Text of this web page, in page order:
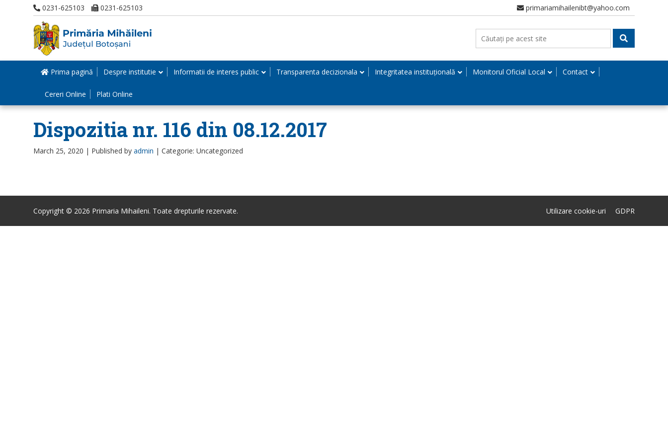
0231-625103 0231-625103 primariamihailenibt@yahoo.com
Prima pagină Despre institutie Informatii de interes public Transparenta decizionala Integritatea instituțională Monitorul Oficial Local Contact
Cereri Online Plati Online
Dispozitia nr. 116 din 08.12.2017
March 25, 2020 | Published by admin | Categorie: Uncategorized
Copyright © 2026 Primaria Mihaileni. Toate drepturile rezervate. Utilizare cookie-uri GDPR